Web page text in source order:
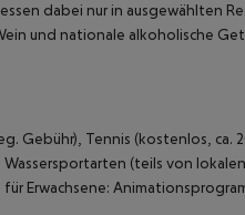
dabei nur in ausgewählten
und nationale alkoholische
Gebühr), Tennis (kostenlos,
(teils von
Erwachsene: